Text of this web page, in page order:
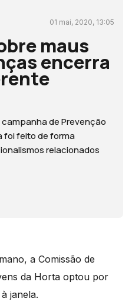
01 mai, 2020, 13:05
maus
encerra
de Prevenção
foi feito de forma
relacionados
a Comissão de
da Horta optou por
janela.